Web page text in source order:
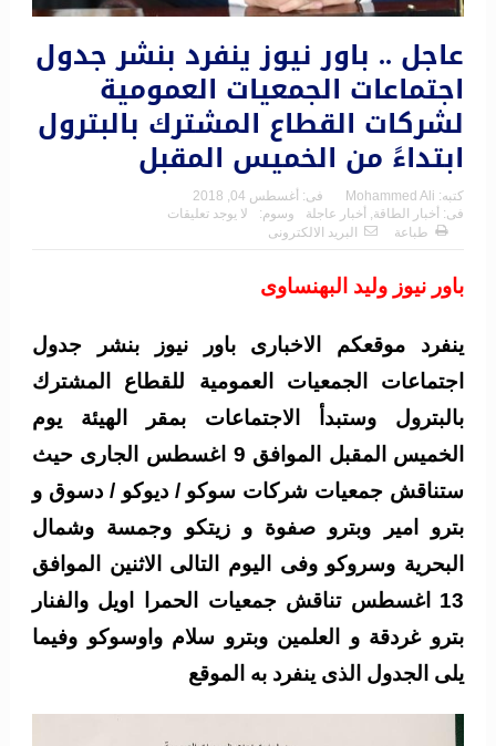
عاجل .. باور نيوز ينفرد بنشر جدول
اجتماعات الجمعيات العمومية
لشركات القطاع المشترك بالبترول
ابتداءً من الخميس المقبل
كتبه: Mohammed Ali فى: أغسطس 04, 2018
فى: أخبار الطاقة, أخبار عاجلة وسوم:
لا يوجد تعليقات
طباعة
البريد الالكترونى
باور نيوز وليد البهنساوى
ينفرد موقعكم الاخبارى باور نيوز بنشر جدول
اجتماعات الجمعيات العمومية للقطاع المشترك
بالبترول وستبدأ الاجتماعات بمقر الهيئة يوم
الخميس المقبل الموافق 9 اغسطس الجارى حيث
ستناقش جمعيات شركات سوكو / ديوكو / دسوق و
بترو امير وبترو صفوة و زيتكو وجمسة وشمال
البحرية وسروكو وفى اليوم التالى الاثنين الموافق
13 اغسطس تناقش جمعيات الحمرا اويل والفنار
بترو غردقة و العلمين وبترو سلام واوسوكو وفيما
يلى الجدول الذى ينفرد به الموقع